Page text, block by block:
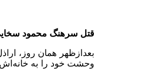
قتل سرهنگ محمود
بعدازظهر همان روز،
وحشت خود را به خانه‌اش